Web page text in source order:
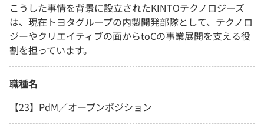
こうした事情を背景に設立されたKINTOテクノロジーズ
は、現在トヨタグループの内製開発部隊として、テクノロ
ジーやクリエイティブの面からtoCの事業展開を支える役
割を担っています。
職種名
【23】PdM／オープンポジション